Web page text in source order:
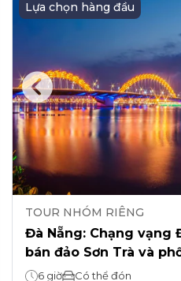
Lựa chọn hàng đầu
TOUR NHÓM RIÊNG
Đà Nẵng: Chạng vạng
bán đảo Sơn Trà và
6 giờ
Có thể đón